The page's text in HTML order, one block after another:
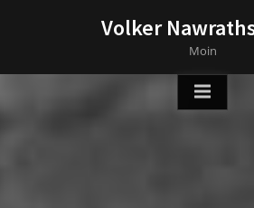
Volker
Moin